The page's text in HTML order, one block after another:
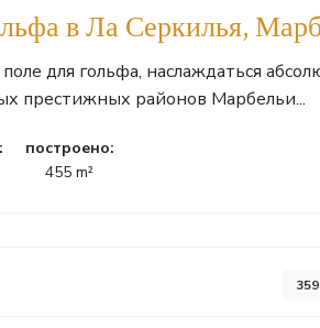
в Ла Серкилья,
для гольфа, наслаждаться
престижных районов Марбельи...
построено:
455 m²